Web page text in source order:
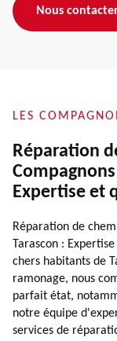
Nous
LES
Réparation
Expertise et
Réparation de
Tarascon :
chers habitants de
ramonage, nous
parfait état,
notre équipe
services de